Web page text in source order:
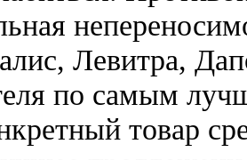
Левитра,
по самым
товар